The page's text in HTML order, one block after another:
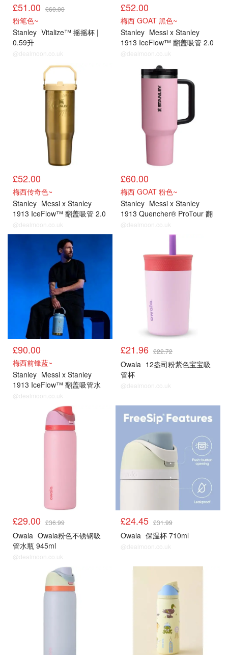
£51.00 £60.00
粉笔色~
Stanley Vitalize™ 摇摇杯 |
0.59升
@dealmoon.co.uk
£52.00
梅西 GOAT 黑色~
Stanley Messi x Stanley
1913 IceFlow™ 翻盖吸管 2.0
保温杯 | 0.89升
@dealmoon.co.uk
£52.00
梅西传奇色~
Stanley Messi x Stanley
1913 IceFlow™ 翻盖吸管 2.0
保温杯 | 0.89升
@dealmoon.co.uk
£60.00
梅西 GOAT 粉色~
Stanley Messi x Stanley
1913 Quencher® ProTour 翻
盖吸管杯 | 1.18升
@dealmoon.co.uk
£90.00
梅西前锋蓝~
Stanley Messi x Stanley
1913 IceFlow™ 翻盖吸管水
壶 | 1.9升
@dealmoon.co.uk
£21.96 £22.72
Owala 12盎司粉紫色宝宝吸
管杯
@dealmoon.co.uk
£29.00 £36.99
Owala Owala粉色不锈钢吸
管水瓶 945ml
@dealmoon.co.uk
£24.45 £31.99
Owala 保温杯 710ml
@dealmoon.co.uk